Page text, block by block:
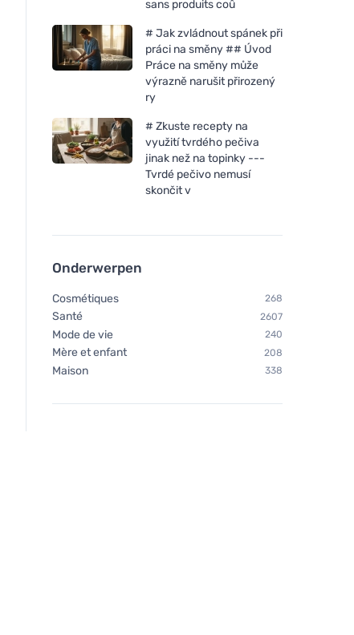
sans produits coû
# Jak zvládnout spánek při
práci na směny ## Úvod
Práce na směny může
výrazně narušit přirozený
ry
# Zkuste recepty na
využití tvrdého pečiva
jinak než na topinky ---
Tvrdé pečivo nemusí
skončit v
Onderwerpen
Cosmétiques 268
Santé 2607
Mode de vie 240
Mère et enfant 208
Maison 338